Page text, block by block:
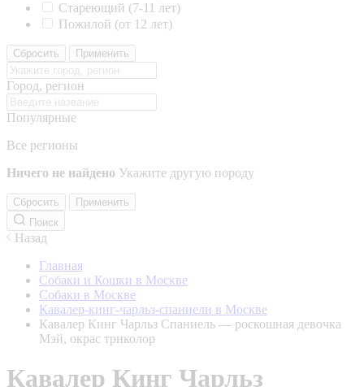
Стареющий (7-11 лет)
Пожилой (от 12 лет)
Сбросить Применить
Город, регион
Популярные
Все регионы
Ничего не найдено Укажите другую породу
Сбросить
Применить
Поиск
Назад
Главная
Собаки и Кошки в Москве
Собаки в Москве
Кавалер-кинг-чарльз-спаниели в Москве
Кавалер Кинг Чарльз Спаниель — роскошная девочка
Мэй, окрас триколор
Кавалер Кинг Чарльз